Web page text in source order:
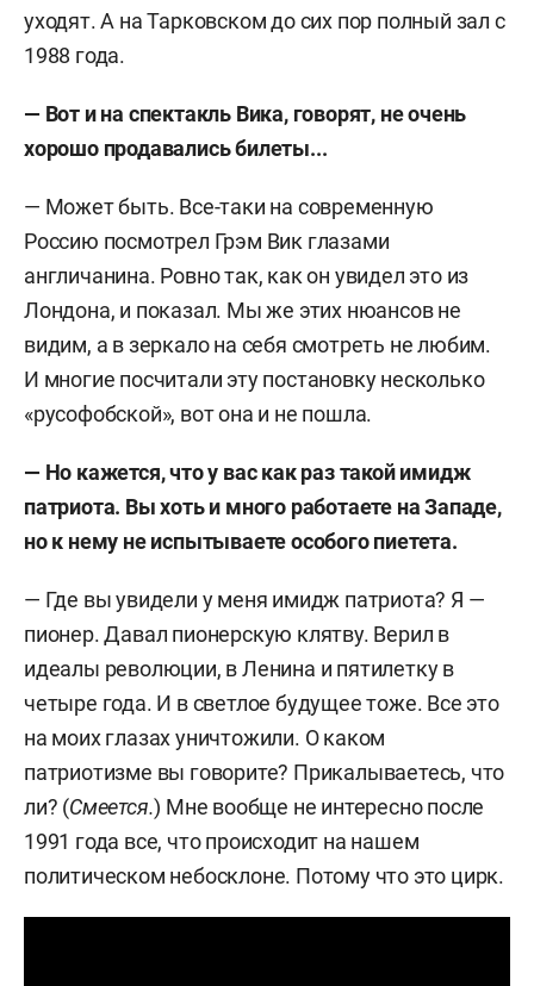
уходят. А на Тарковском до сих пор полный зал с
1988 года.
— Вот и на спектакль Вика, говорят, не очень
хорошо продавались билеты...
— Может быть. Все-таки на современную
Россию посмотрел Грэм Вик глазами
англичанина. Ровно так, как он увидел это из
Лондона, и показал. Мы же этих нюансов не
видим, а в зеркало на себя смотреть не любим.
И многие посчитали эту постановку несколько
«русофобской», вот она и не пошла.
— Но кажется, что у вас как раз такой имидж
патриота. Вы хоть и много работаете на Западе,
но к нему не испытываете особого пиетета.
— Где вы увидели у меня имидж патриота? Я —
пионер. Давал пионерскую клятву. Верил в
идеалы революции, в Ленина и пятилетку в
четыре года. И в светлое будущее тоже. Все это
на моих глазах уничтожили. О каком
патриотизме вы говорите? Прикалываетесь, что
ли? (Смеется.) Мне вообще не интересно после
1991 года все, что происходит на нашем
политическом небосклоне. Потому что это цирк.